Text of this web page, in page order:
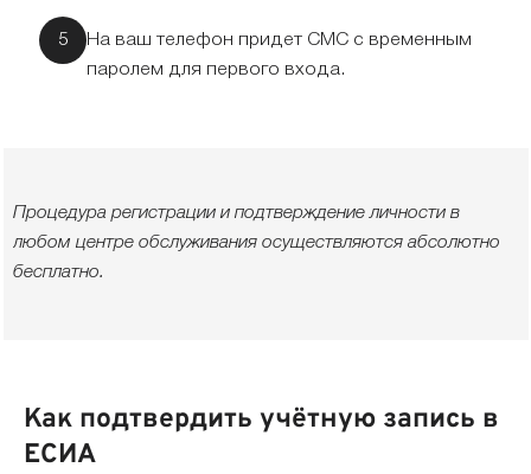
На ваш телефон придет СМС с временным
паролем для первого входа.
Процедура регистрации и подтверждение личности в
любом центре обслуживания осуществляются абсолютно
бесплатно.
Как подтвердить учётную запись в
ЕСИА